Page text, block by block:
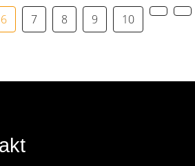
6 7 8 9 10